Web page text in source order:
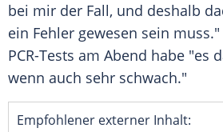
bei mir der Fall, und deshalb
ein Fehler gewesen sein muss."
PCR-Tests am Abend habe "es
wenn auch sehr schwach."
Empfohlener externer Inhalt: